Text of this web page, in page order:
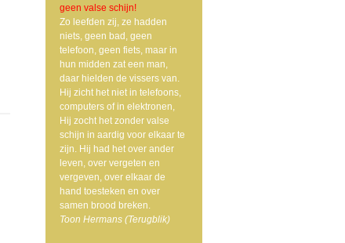
geen valse schijn!
Zo leefden zij, ze hadden
niets, geen bad, geen
telefoon, geen fiets, maar in
hun midden zat een man,
daar hielden de vissers van.
Hij zicht het niet in telefoons,
computers of in elektronen,
Hij zocht het zonder valse
schijn in aardig voor elkaar te
zijn. Hij had het over ander
leven, over vergeten en
vergeven, over elkaar de
hand toesteken en over
samen brood breken.
Toon Hermans (Terugblik)